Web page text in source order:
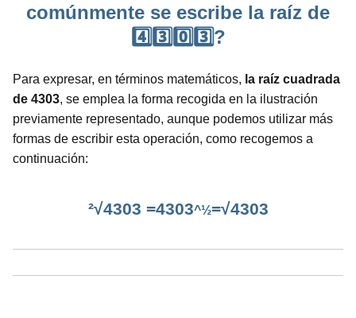
comúnmente se escribe la raíz de
4️⃣3️⃣0️⃣3️⃣?
Para expresar, en términos matemáticos, la raíz cuadrada
de 4303, se emplea la forma recogida en la ilustración
previamente representado, aunque podemos utilizar más
formas de escribir esta operación, como recogemos a
continuación:
²√4303 =4303^½=√4303